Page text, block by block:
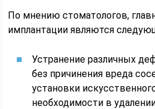
По мнению стоматологов,
имплантации являются
Устранение различных
без причинения вреда
установки
необходимости в